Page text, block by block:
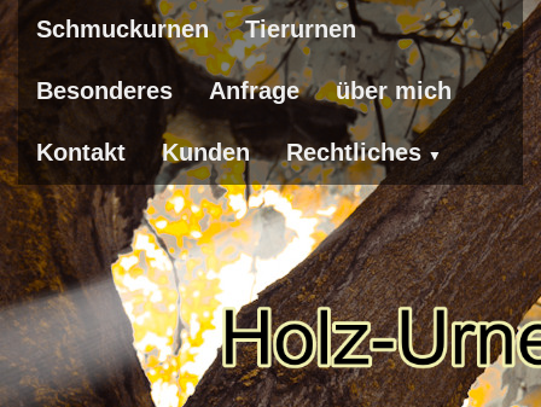
Schmuckurnen Tierurnen
Besonderes Anfrage über mich
Kontakt Kunden Rechtliches